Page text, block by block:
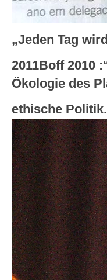
„Jeden Tag
2011Boff 2010
Ökologie des
ethische